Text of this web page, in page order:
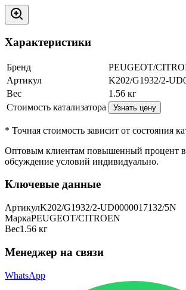
Характеристики
Бренд
PEUGEOT/
Артикул
K202/G1932/2-
Вес
1.56 кг
Стоимость катализатора
Узнать цену
* Точная стоимость зависит от состояния
Оптовым клиентам повышенный процент
обсуждение условий индивидуально.
Ключевые данные
АртикулK202/G1932/2-UD0000017132/5N
МаркаPEUGEOT/CITROEN
Вес1.56 кг
Менеджер на связи
WhatsApp